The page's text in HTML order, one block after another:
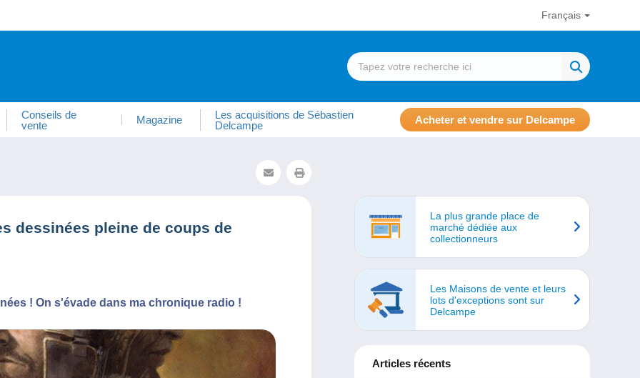
Français
Conseils de
vente
Magazine
Les acquisitions de Sébastien
Delcampe
Acheter et vendre sur Delcampe
dessinées pleine de coups de
! On s'évade dans ma chronique radio !
La plus grande place de
marché dédiée aux
collectionneurs
Les Maisons de vente et leurs
lots d'exceptions sont sur
Delcampe
Articles récents